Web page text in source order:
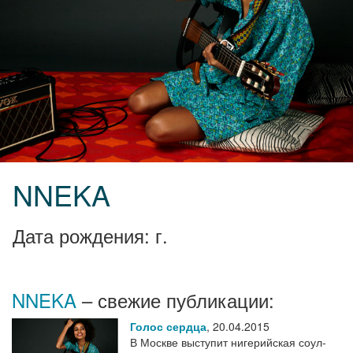
NNEKA
Дата рождения: г.
NNEKA – свежие публикации:
Голос сердца, 20.04.2015
В Москве выступит нигерийская соул-